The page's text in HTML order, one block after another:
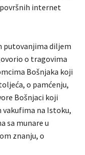
internet
putovanjima diljem
o tragovima
Bošnjaka koji
o pamćenju,
Bošnjaci koji
vakufima na Istoku,
sa munare u
znanju, o